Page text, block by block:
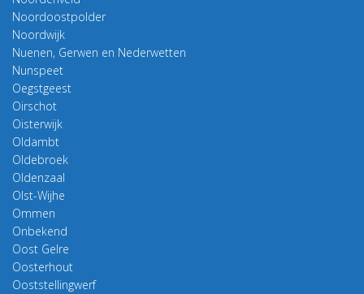
Noordoostpolder
Noordwijk
Nuenen, Gerwen en Nederwetten
Nunspeet
Oegstgeest
Oirschot
Oisterwijk
Oldambt
Oldebroek
Oldenzaal
Olst-Wijhe
Ommen
Onbekend
Oost Gelre
Oosterhout
Ooststellingwerf